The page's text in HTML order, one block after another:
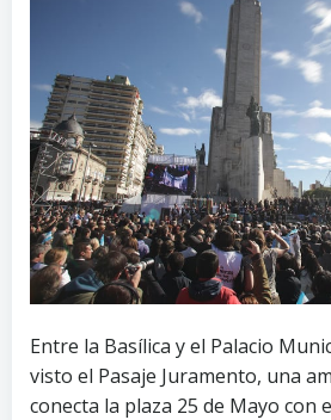
Entre la Basílica y el Palacio
visto el Pasaje Juramento, una
conecta la plaza 25 de Mayo con